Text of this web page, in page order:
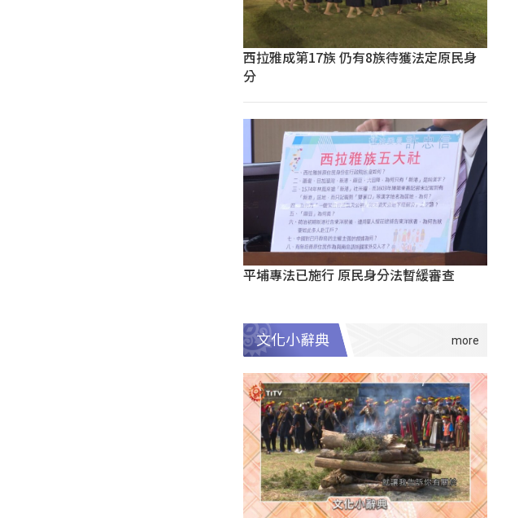
西拉雅成第17族 仍有8族待獲法定原民身
分
平埔專法已施行 原民身分法暫緩審查
文化小辭典